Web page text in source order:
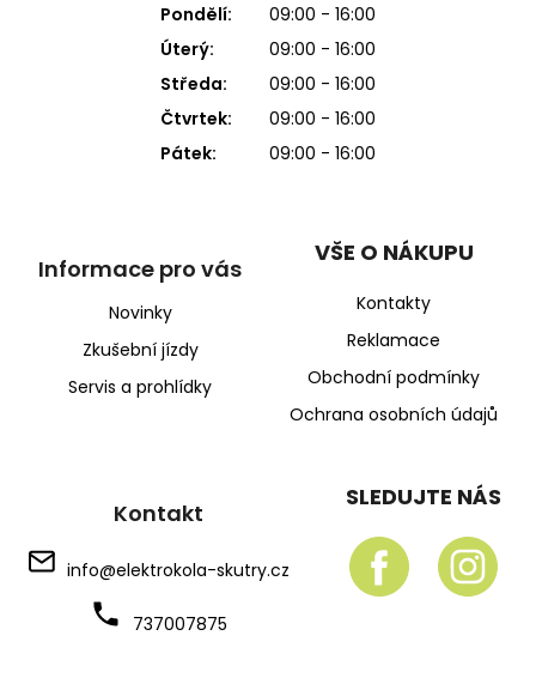
Pondělí:
09:00 - 16:00
Úterý:
09:00 - 16:00
Středa:
09:00 - 16:00
Čtvrtek:
09:00 - 16:00
Pátek:
09:00 - 16:00
Informace pro vás
Novinky
Zkušební jízdy
Servis a prohlídky
VŠE O NÁKUPU
Kontakty
Reklamace
Obchodní podmínky
Ochrana osobních údajů
Kontakt
info@elektrokola-skutry.cz
737007875
SLEDUJTE NÁS